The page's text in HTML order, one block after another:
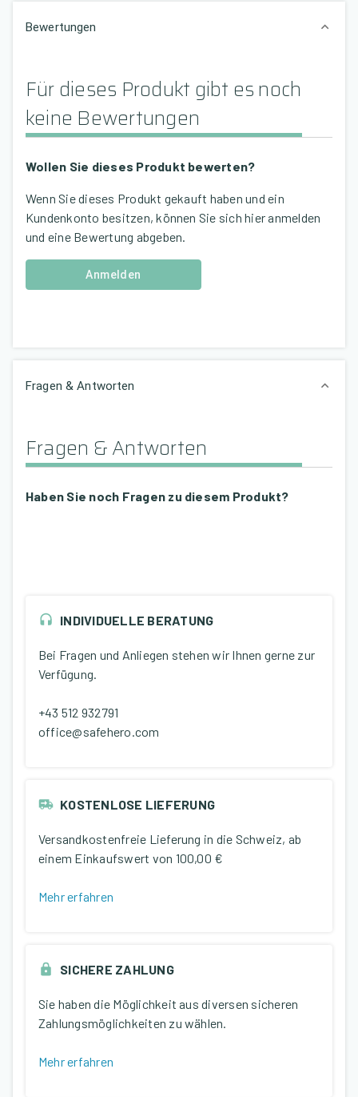
Bewertungen
Für dieses Produkt gibt es noch
keine Bewertungen
Wollen Sie dieses Produkt bewerten?
Wenn Sie dieses Produkt gekauft haben und ein
Kundenkonto besitzen, können Sie sich hier anmelden
und eine Bewertung abgeben.
Anmelden
Fragen & Antworten
Fragen & Antworten
Haben Sie noch Fragen zu diesem Produkt?
INDIVIDUELLE BERATUNG
Bei Fragen und Anliegen stehen wir Ihnen gerne zur
Verfügung.
+43 512 932791
office@safehero.com
KOSTENLOSE LIEFERUNG
Versandkostenfreie Lieferung in die Schweiz, ab
einem Einkaufswert von 100,00 €
Mehr erfahren
SICHERE ZAHLUNG
Sie haben die Möglichkeit aus diversen sicheren
Zahlungsmöglichkeiten zu wählen.
Mehr erfahren